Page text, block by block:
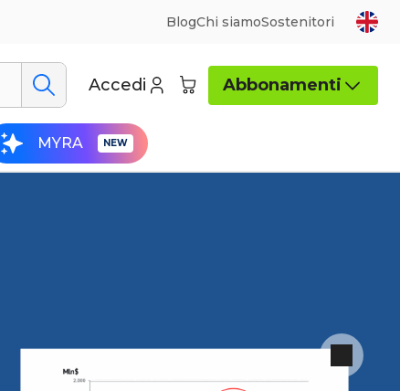
BlogChi siamoSostenitori
Accedi Abbonamenti
MYRA